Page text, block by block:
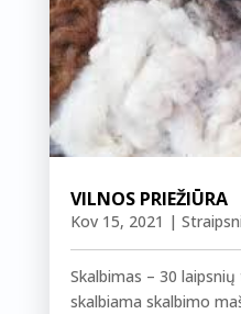
VILNOS PRIEŽIŪRA
Kov 15, 2021 |
Skalbimas – 30
skalbiama skalbimo